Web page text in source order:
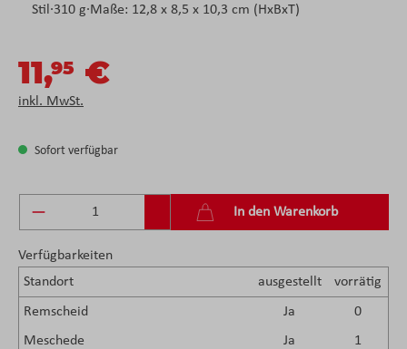
Stil·310 g·Maße: 12,8 x 8,5 x 10,3 cm (HxBxT)
11,95 €
inkl. MwSt.
Sofort verfügbar
Produkt Anzahl: Gib den gewünschten Wert
In den Warenkorb
Verfügbarkeiten
Standort
ausgestellt vorrätig
Remscheid Ja
0
Meschede
Ja
1